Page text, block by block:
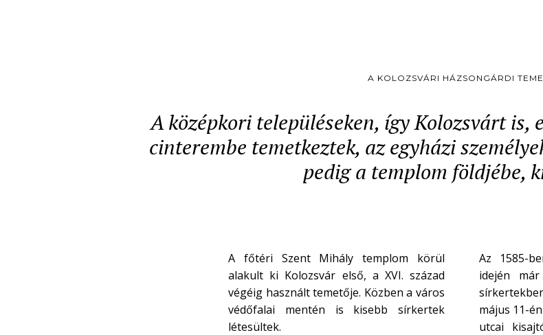
A KOLOZSVÁRI HÁZSONGÁRDI
A középkori településeken, így Kolozsvárt is,
cinterembe temetkeztek, az egyházi
pedig a templom földjébe,
A főtéri Szent Mihály templom körül
alakult ki Kolozsvár első, a XVI. század
végéig használt temetője. Közben a város
védőfalai mentén is kisebb sírkertek
létesültek.
Az 1585-
idején
május 11-
utcai